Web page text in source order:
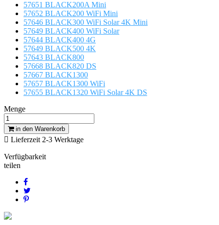
57651 BLACK200A Mini
57652 BLACK200 WiFi Mini
57646 BLACK300 WiFi Solar 4K Mini
57649 BLACK400 WiFi Solar
57644 BLACK400 4G
57649 BLACK500 4K
57643 BLACK800
57668 BLACK820 DS
57667 BLACK1300
57657 BLACK1300 WiFi
57655 BLACK1320 WiFi Solar 4K DS
Menge
in den Warenkorb
 Lieferzeit 2-3 Werktage
Verfügbarkeit
teilen